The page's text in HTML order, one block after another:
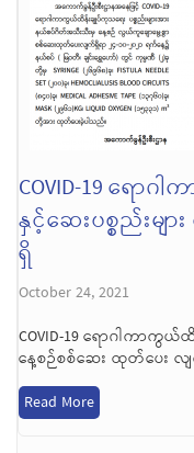
COVID-19 ရော
နှင့်ဆေးပစ္စည်းမျ
ရှိ
October 24, 2021
COVID-19 ရောဂါကာကွယ်
နေ့စဉ်စစ်ဆေး ထုတ်ပေး လ
Read More